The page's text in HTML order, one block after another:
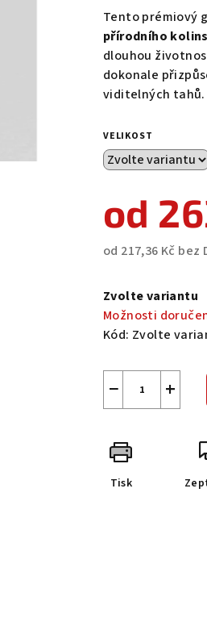
produktu
je
0,0
z
hvězdiček.
Tento prémiový
přírodního
dlouhou
dokonale
viditelných tahů.
VELIKOST
od
od 217,36 Kč bez
cena:
Zvolte variantu
Možnosti
Kód: Zvolte
+
−
Tisk